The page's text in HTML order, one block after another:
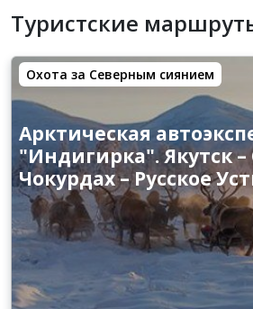
Туристские
Охота за Северным сиянием
Арктическая
"Индигирка". Якутск
Чокурдах – Русское